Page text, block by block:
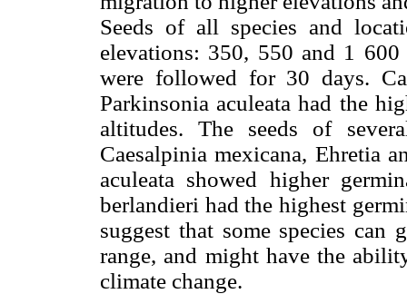
Seeds of all species and
elevations: 350, 550 and 1
were followed for 30 days.
Parkinsonia aculeata had the
altitudes. The seeds of
Caesalpinia mexicana, Ehretia
aculeata showed higher
berlandieri had the highest
suggest that some species can
range, and might have the
climate change.